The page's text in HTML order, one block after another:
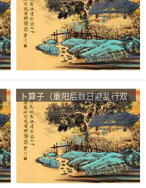
卜算子（重阳后数日避乱行双
源山间，见菊复用前韵。时以
九江郡恳辞未报）_【宋朝】
_【向子諲】